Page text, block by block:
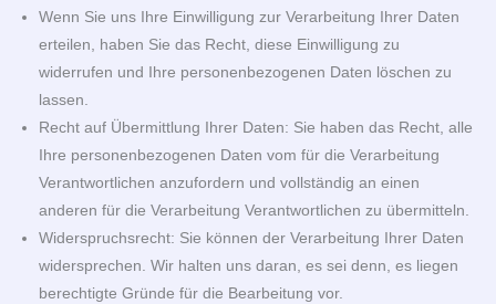
Wenn Sie uns Ihre Einwilligung zur Verarbeitung Ihrer Daten
erteilen, haben Sie das Recht, diese Einwilligung zu
widerrufen und Ihre personenbezogenen Daten löschen zu
lassen.
Recht auf Übermittlung Ihrer Daten: Sie haben das Recht, alle
Ihre personenbezogenen Daten vom für die Verarbeitung
Verantwortlichen anzufordern und vollständig an einen
anderen für die Verarbeitung Verantwortlichen zu übermitteln.
Widerspruchsrecht: Sie können der Verarbeitung Ihrer Daten
widersprechen. Wir halten uns daran, es sei denn, es liegen
berechtigte Gründe für die Bearbeitung vor.